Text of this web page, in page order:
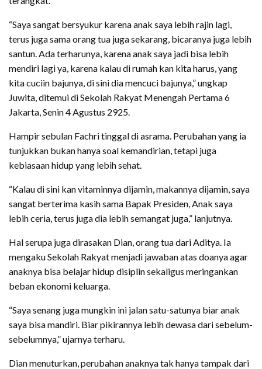
“Saya sangat bersyukur karena anak saya lebih rajin lagi,
terus juga sama orang tua juga sekarang, bicaranya juga lebih
santun. Ada terharunya, karena anak saya jadi bisa lebih
mendiri lagi ya, karena kalau di rumah kan kita harus, yang
kita cuciin bajunya, di sini dia mencuci bajunya,” ungkap
Juwita, ditemui di Sekolah Rakyat Menengah Pertama 6
Jakarta, Senin 4 Agustus 2925.
Hampir sebulan Fachri tinggal di asrama. Perubahan yang ia
tunjukkan bukan hanya soal kemandirian, tetapi juga
kebiasaan hidup yang lebih sehat.
“Kalau di sini kan vitaminnya dijamin, makannya dijamin, saya
sangat berterima kasih sama Bapak Presiden, Anak saya
lebih ceria, terus juga dia lebih semangat juga,” lanjutnya.
Hal serupa juga dirasakan Dian, orang tua dari Aditya. Ia
mengaku Sekolah Rakyat menjadi jawaban atas doanya agar
anaknya bisa belajar hidup disiplin sekaligus meringankan
beban ekonomi keluarga.
“Saya senang juga mungkin ini jalan satu-satunya biar anak
saya bisa mandiri. Biar pikirannya lebih dewasa dari sebelum-
sebelumnya,” ujarnya terharu.
Dian menuturkan, perubahan anaknya tak hanya tampak dari